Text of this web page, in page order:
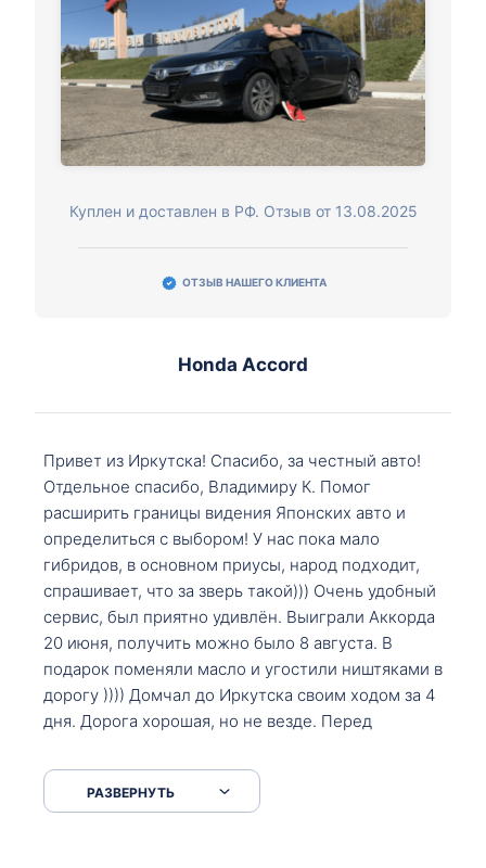
Куплен и доставлен в РФ. Отзыв от 13.08.2025
ОТЗЫВ НАШЕГО КЛИЕНТА
Honda Accord
Привет из Иркутска! Спасибо, за честный авто!
Отдельное спасибо, Владимиру К. Помог
расширить границы видения Японских авто и
определиться с выбором! У нас пока мало
гибридов, в основном приусы, народ подходит,
спрашивает, что за зверь такой))) Очень удобный
сервис, был приятно удивлён. Выиграли Аккорда
20 июня, получить можно было 8 августа. В
подарок поменяли масло и угостили ништяками в
дорогу )))) Домчал до Иркутска своим ходом за 4
дня. Дорога хорошая, но не везде. Перед
серпантинах по пути следования.
РАЗВЕРНУТЬ